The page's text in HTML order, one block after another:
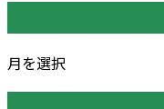
月を選択